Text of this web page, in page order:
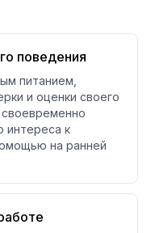
поведения
питанием,
и оценки своего
интереса к
на ранней